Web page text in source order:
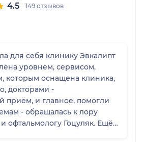
4.5 149 отзывов
для себя клинику Эвкалипт
уровнем, сервисом,
которым оснащена клиника,
докторами -
приëм, и главное, помогли
- обращалась к лору
Гоцуляк. Ещё